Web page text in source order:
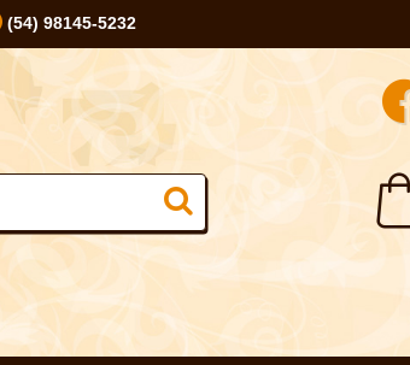
(54) 98145-5232